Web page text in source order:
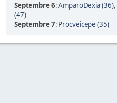
Septembre 6: AmparoDexia (36),
(47)
Septembre 7: Procveicepe (35)